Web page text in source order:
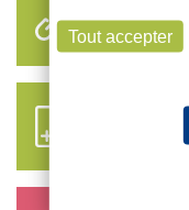
LIENS
Tout accepter